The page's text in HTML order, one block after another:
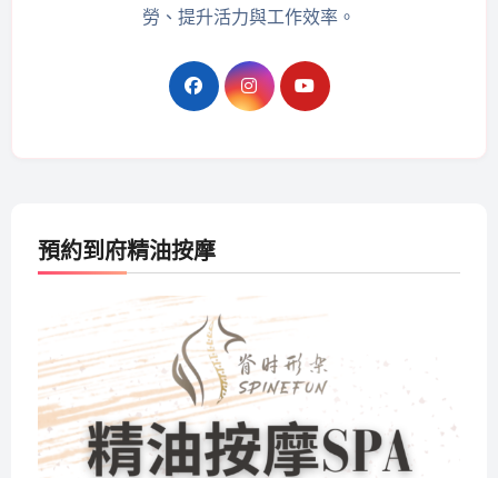
勞、提升活力與工作效率。
預約到府精油按摩